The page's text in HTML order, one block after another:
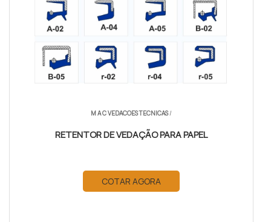
M A C VEDACOES TECNICAS/
RETENTOR DE VEDAÇÃO PARA PAPEL
COTAR AGORA